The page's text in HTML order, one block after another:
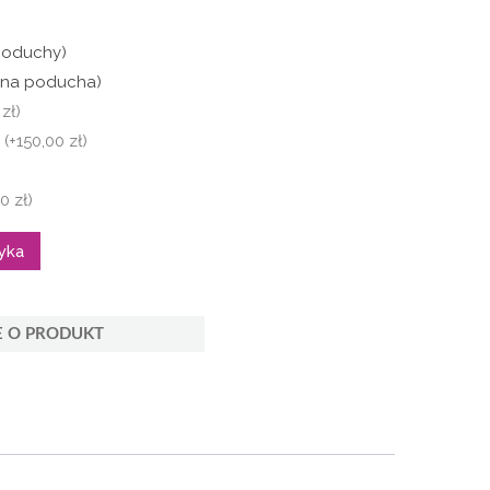
poducha)
(+150,00 zł)
zł)
O PRODUKT